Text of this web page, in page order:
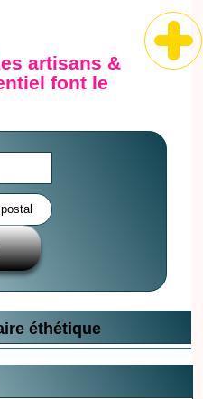
artisans &
font le
éthétique